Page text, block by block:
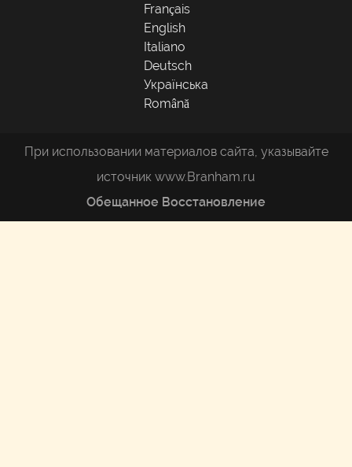
Français
English
Italiano
Deutsch
Українська
Română
При использовании материалов сайта, указывайте
источник www.Branham.ru
Обещанное Восстановление